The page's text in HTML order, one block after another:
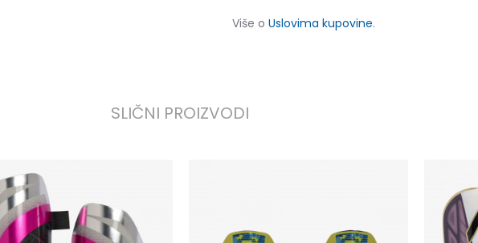
Više o Uslovima kupovine.
SLIČNI PROIZVODI